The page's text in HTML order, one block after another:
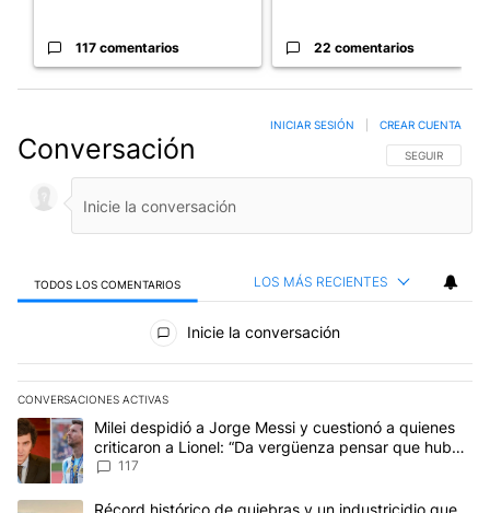
117 comentarios 22 comentarios
Conversación SIGA ESTA
SEGUIR
INICIAR SESIÓN CREAR CUENTA
TODOS LOS COMENTARIOS LOS MÁS RECIENTES
Todos los comentarios
Inicie la conversación
CONVERSACIONES ACTIVAS
Este listado muestra los artículos con más comentarios en los
Un artículo de tendencia con el título "Milei despidió a Jorge
Milei despidió a Jorge Messi y cuestionó a quienes
criticaron a Lionel: “Da vergüenza pensar que hubo
anti-Messi”
117
Un artículo de tendencia con el título "Récord histórico de
Récord histórico de quiebras y un industricidio que